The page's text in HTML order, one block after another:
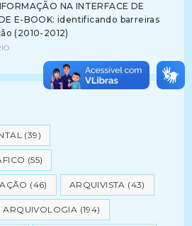
NA INTERFACE DE
E-BOOK: identificando barreiras
(2010-2012)
(39)
(55)
(46) ARQUIVISTA (43)
ARQUIVOLOGIA (194)